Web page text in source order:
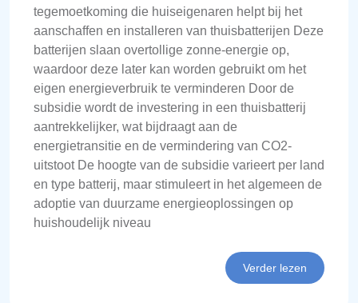
tegemoetkoming die huiseigenaren helpt bij het
aanschaffen en installeren van thuisbatterijen Deze
batterijen slaan overtollige zonne-energie op,
waardoor deze later kan worden gebruikt om het
eigen energieverbruik te verminderen Door de
subsidie wordt de investering in een thuisbatterij
aantrekkelijker, wat bijdraagt aan de
energietransitie en de vermindering van CO2-
uitstoot De hoogte van de subsidie varieert per land
en type batterij, maar stimuleert in het algemeen de
adoptie van duurzame energieoplossingen op
huishoudelijk niveau
Verder lezen